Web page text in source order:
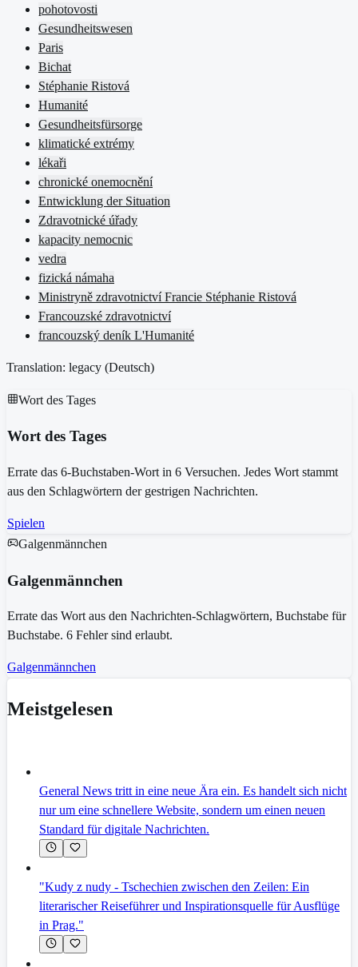
pohotovosti
Gesundheitswesen
Paris
Bichat
Stéphanie Ristová
Humanité
Gesundheitsfürsorge
klimatické extrémy
lékaři
chronické onemocnění
Entwicklung der Situation
Zdravotnické úřady
kapacity nemocnic
vedra
fizická námaha
Ministryně zdravotnictví Francie Stéphanie Ristová
Francouzské zdravotnictví
francouzský deník L'Humanité
Translation: legacy (Deutsch)
Wort des Tages
Wort des Tages
Errate das 6-Buchstaben-Wort in 6 Versuchen. Jedes Wort stammt
aus den Schlagwörtern der gestrigen Nachrichten.
Spielen
Galgenmännchen
Galgenmännchen
Errate das Wort aus den Nachrichten-Schlagwörtern, Buchstabe für
Buchstabe. 6 Fehler sind erlaubt.
Galgenmännchen
Meistgelesen
General News tritt in eine neue Ära ein. Es handelt sich nicht
nur um eine schnellere Website, sondern um einen neuen
Standard für digitale Nachrichten.
"Kudy z nudy - Tschechien zwischen den Zeilen: Ein
literarischer Reiseführer und Inspirationsquelle für Ausflüge
in Prag."